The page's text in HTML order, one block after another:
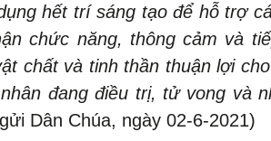
hết trí sáng tạo để hỗ trợ
chức năng, thông cảm và
chất và tinh thần thuận lợi
đang điều trị, tử vong và
Dân Chúa, ngày 02-6-2021)